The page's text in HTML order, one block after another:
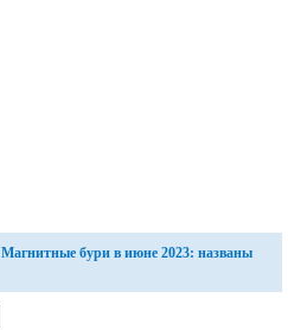
Магнитные бури в июне 2023: названы